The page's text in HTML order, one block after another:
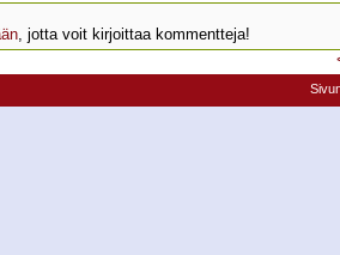
, jotta voit kirjoittaa kommentteja!